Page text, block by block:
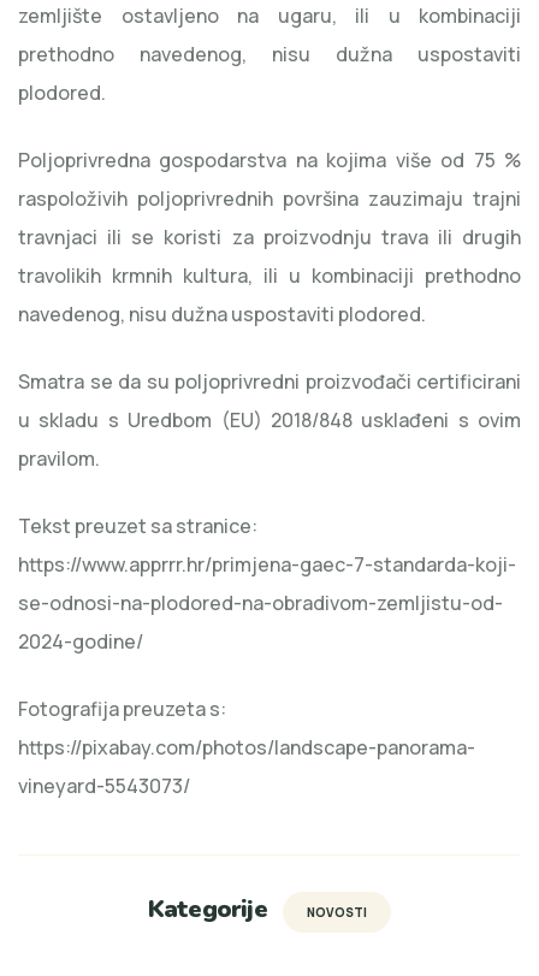
zemljište ostavljeno na ugaru, ili u kombinaciji
prethodno navedenog, nisu dužna uspostaviti
plodored.
Poljoprivredna gospodarstva na kojima više od 75 %
raspoloživih poljoprivrednih površina zauzimaju trajni
travnjaci ili se koristi za proizvodnju trava ili drugih
travolikih krmnih kultura, ili u kombinaciji prethodno
navedenog, nisu dužna uspostaviti plodored.
Smatra se da su poljoprivredni proizvođači certificirani
u skladu s Uredbom (EU) 2018/848 usklađeni s ovim
pravilom.
Tekst preuzet sa stranice:
https://www.apprrr.hr/primjena-gaec-7-standarda-koji-
se-odnosi-na-plodored-na-obradivom-zemljistu-od-
2024-godine/
Fotografija preuzeta s:
https://pixabay.com/photos/landscape-panorama-
vineyard-5543073/
Kategorije NOVOSTI